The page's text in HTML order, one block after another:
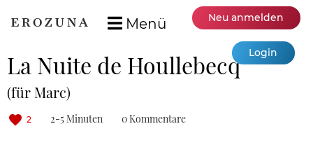
Menü Neu anmelden
Login
La Nuite de Houllebecq
(für Marc)
2 2-5 Minuten 0 Kommentare